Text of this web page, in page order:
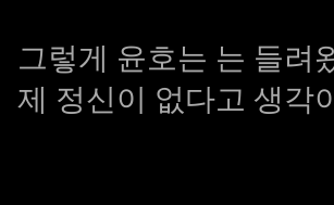
그렇게 윤호는 는 들려
제 정신이 없다고 생각